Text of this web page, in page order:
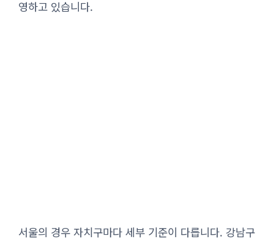
영하고 있습니다.
서울의 경우 자치구마다 세부 기준이 다릅니다. 강남구